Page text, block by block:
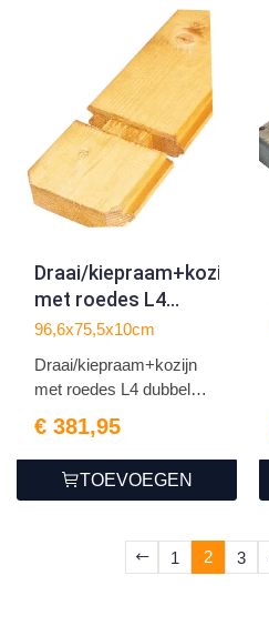
Draai/kiepraam+kozijn
met roedes L4
dubbel glas | geel
96,6x75,5x10cm
Draai/kiepraam+kozijn
met roedes L4 dubbel
€ 381,95
TOEVOEGEN
1 2 3